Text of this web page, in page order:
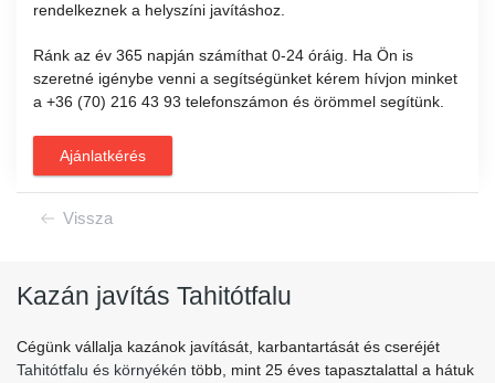
Vissza
rendelkeznek a helyszíni javításhoz.
Ránk az év 365 napján számíthat 0-24 óráig. Ha Ön is
szeretné igénybe venni a segítségünket kérem hívjon minket
a +36 (70) 216 43 93 telefonszámon és örömmel segítünk.
Ajánlatkérés
Kazán javítás Tahitótfalu
Cégünk vállalja kazánok javítását, karbantartását és cseréjét
Tahitótfalu és környékén több, mint 25 éves tapasztalattal a hátuk